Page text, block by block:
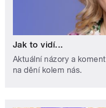
Jak to vidí...
Aktuální názory a
na dění kolem nás.